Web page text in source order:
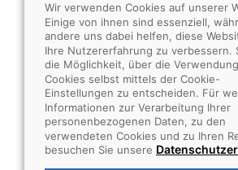
Wir verwenden Cookies auf unserer
Einige von ihnen sind essenziell,
andere uns dabei helfen, diese
Ihre Nutzererfahrung zu verbessern.
die Möglichkeit, über die
Cookies selbst mittels der Cookie-
Einstellungen zu entscheiden. Für
Informationen zur Verarbeitung Ihrer
personenbezogenen Daten, zu den
verwendeten Cookies und zu Ihren
besuchen Sie unsere